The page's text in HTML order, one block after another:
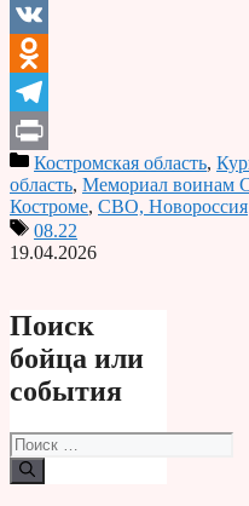
Email
VK
Odnoklassniki
Telegram
PrintКостромская область,
область, Мемориал воинам
Костроме, СВО, Новороссия
08.22
19.04.2026
Поиск
бойца или
события
Поиск: